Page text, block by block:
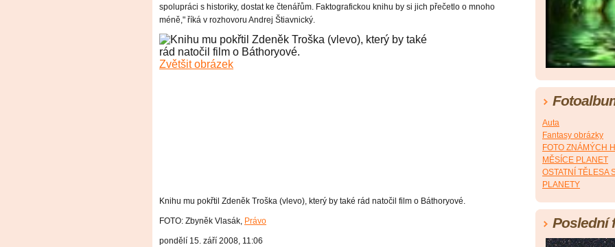
spolupráci s historiky, dostat ke čtenářům. Faktografickou knihu by si jich přečetlo o mnoho
méně," říká v rozhovoru Andrej Štiavnický.
Zvětšit obrázek
Knihu mu pokřtil Zdeněk Troška (vlevo), který by také rád natočil film o Báthoryové.
FOTO: Zbyněk Vlasák, Právo
pondělí 15. září 2008, 11:06
Auta
Fantasy obrázky
FOTO ZNÁMÝCH
MĚSÍCE PLANET
OSTATNÍ TĚLESA
PLANETY
Poslední